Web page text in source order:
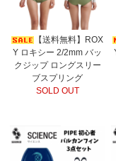
【送料無料】ROX
Y ロキシー 2/2mm バッ
クジップ ロングスリー
ブスプリング
SOLD OUT